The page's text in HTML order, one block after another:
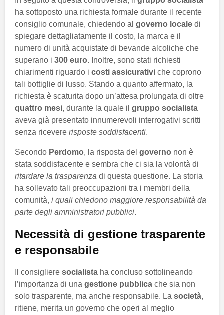
ha sottoposto una richiesta formale durante il recente
consiglio comunale, chiedendo al governo locale di
spiegare dettagliatamente il costo, la marca e il
numero di unità acquistate di bevande alcoliche che
superano i 300 euro. Inoltre, sono stati richiesti
chiarimenti riguardo i costi assicurativi che coprono
tali bottiglie di lusso. Stando a quanto affermato, la
richiesta è scaturita dopo un’attesa prolungata di oltre
quattro mesi, durante la quale il gruppo socialista
aveva già presentato innumerevoli interrogativi scritti
senza ricevere risposte soddisfacenti.
Secondo Perdomo, la risposta del governo non è
stata soddisfacente e sembra che ci sia la volontà di
ritardare la trasparenza di questa questione. La storia
ha sollevato tali preoccupazioni tra i membri della
comunità, i quali chiedono maggiore responsabilità da
parte degli amministratori pubblici.
Necessità di gestione trasparente
e responsabile
Il consigliere socialista ha concluso sottolineando
l’importanza di una gestione pubblica che sia non
solo trasparente, ma anche responsabile. La società,
ritiene, merita un governo che operi al meglio